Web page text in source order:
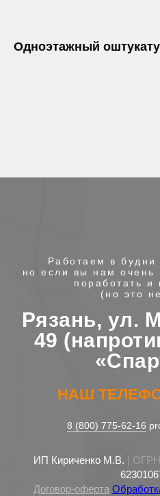
Одноэтажный
Работаем в
но если вы нам очень
поработать и
(но это
Рязань, ул.
49
НАШ
8 (800) 775-62-16
ИП Кириченко М.В. | ОГРН
Договор-оферта